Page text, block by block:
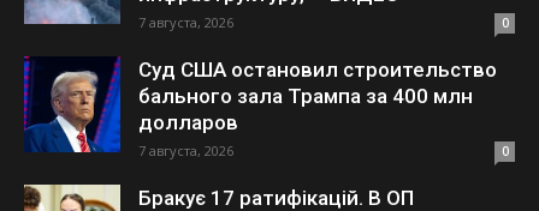
7 августа, 2026 0
Суд США остановил строительство
бального зала Трампа за 400 млн
долларов
7 августа, 2026 0
Бракує 17 ратифікацій. В ОП